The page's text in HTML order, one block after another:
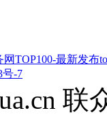
TOP100-最新发布
号-7